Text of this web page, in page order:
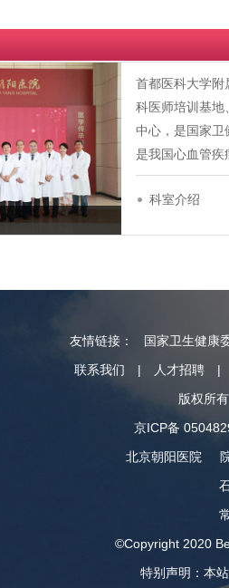
首都医科大学附
科医师培训基地
中心，是国家卫
是我国心血管疾
科室介绍
友情链接： 国家卫生健康
联系我们
| 人才招聘 |
版权所
京ICP备
北京朝阳医院
©Copyright 2020
特别声明：本